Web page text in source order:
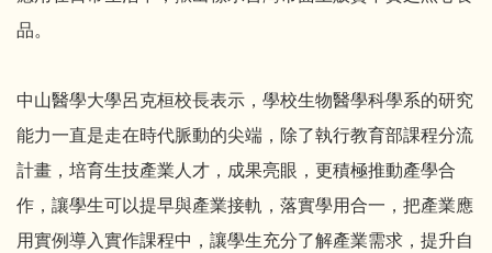
品。
中山醫學大學呂克桓校長表示，學校生物醫學科學系的研究
能力一直是走在時代脈動的尖端，除了執行教育部課程分流
計畫，培育生技產業人才，成果亮眼，更積極推動產學合
作，讓學生可以提早與產業接軌，落實學用合一，把產業應
用實例導入實作課程中，讓學生充分了解產業需求，提升自